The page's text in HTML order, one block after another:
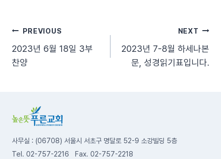
글
탐
PREVIOUS
2023년 6월 18일 3부
찬양
NEXT
2023년 7-8월 하세나본
문, 성경읽기표입니다.
사무실 : (06708) 서울시 서초구 명달로 52-9 소강빌딩 5층
Tel. 02-757-2216 Fax. 02-757-2218